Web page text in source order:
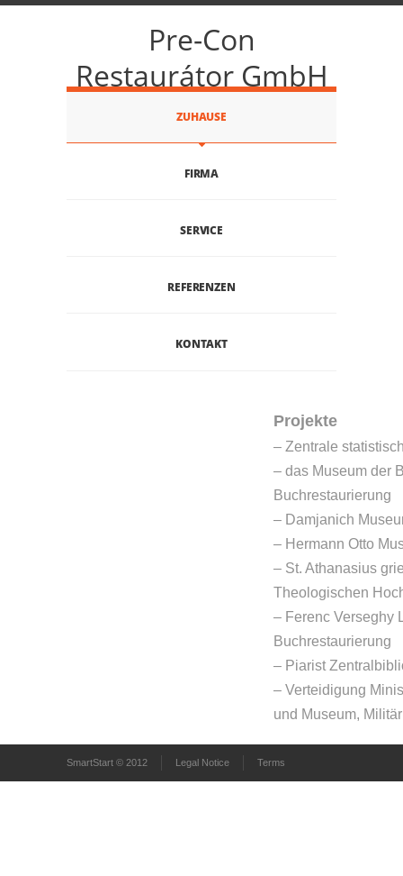
Pre-Con
Restaurátor GmbH
ZUHAUSE
FIRMA
SERVICE
REFERENZEN
KONTAKT
Projekte
– Zentrale
– das Museum der
Buchrestaurierung
– Damjanich
– Hermann Otto
– St. Athanasius
Theologischen
– Ferenc Verseghy
Buchrestaurierung
– Piarist
– Verteidigung
und Museum,
SmartStart © 2012 Legal Notice Terms